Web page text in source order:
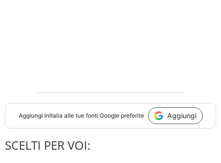
Aggiungi InItalia alle tue fonti Google preferite Aggiungi
SCELTI PER VOI: